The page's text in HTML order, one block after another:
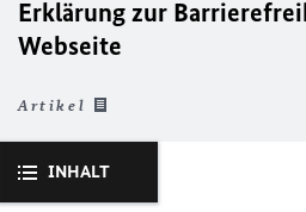
Erklärung zur
Webseite
Artikel
INHALT